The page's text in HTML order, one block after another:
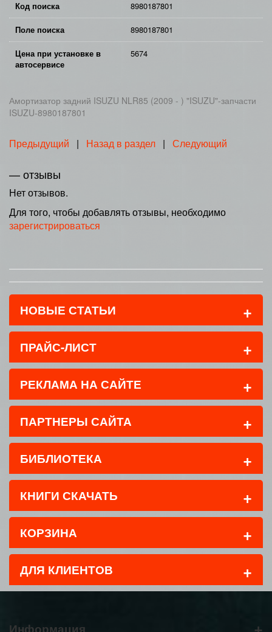
Код поиска 8980187801
Поле поиска 8980187801
Цена при установке в
автосервисе
5674
Амортизатор задний ISUZU NLR85 (2009 - ) "ISUZU"-запчасти
ISUZU-8980187801
Предыдущий | Назад в раздел | Следующий
— отзывы
Нет отзывов.
Для того, чтобы добавлять отзывы, необходимо
зарегистрироваться
НОВЫЕ СТАТЬИ +
ПРАЙС-ЛИСТ +
РЕКЛАМА НА САЙТЕ +
ПАРТНЕРЫ САЙТА +
БИБЛИОТЕКА +
КНИГИ СКАЧАТЬ +
КОРЗИНА +
ДЛЯ КЛИЕНТОВ +
Информация